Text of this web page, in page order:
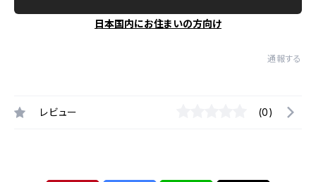
日本国内にお住まいの方向け
通報する
レビュー (0)